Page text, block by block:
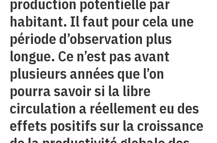
habitant. Il faut pour cela une
période d’observation plus
longue. Ce n’est pas avant
plusieurs années que l’on
pourra savoir si la libre
circulation a réellement eu des
effets positifs sur la croissance